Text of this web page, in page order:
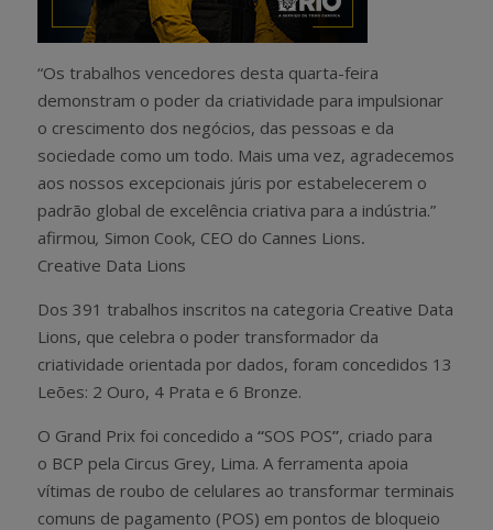
“Os trabalhos vencedores desta quarta-feira
demonstram o poder da criatividade para impulsionar
o crescimento dos negócios, das pessoas e da
sociedade como um todo. Mais uma vez, agradecemos
aos nossos excepcionais júris por estabelecerem o
padrão global de excelência criativa para a indústria.”
afirmou, Simon Cook, CEO do Cannes Lions.
Creative Data Lions
Dos 391 trabalhos inscritos na categoria Creative Data
Lions, que celebra o poder transformador da
criatividade orientada por dados, foram concedidos 13
Leões: 2 Ouro, 4 Prata e 6 Bronze.
O Grand Prix foi concedido a “SOS POS”, criado para
o BCP pela Circus Grey, Lima. A ferramenta apoia
vítimas de roubo de celulares ao transformar terminais
comuns de pagamento (POS) em pontos de bloqueio